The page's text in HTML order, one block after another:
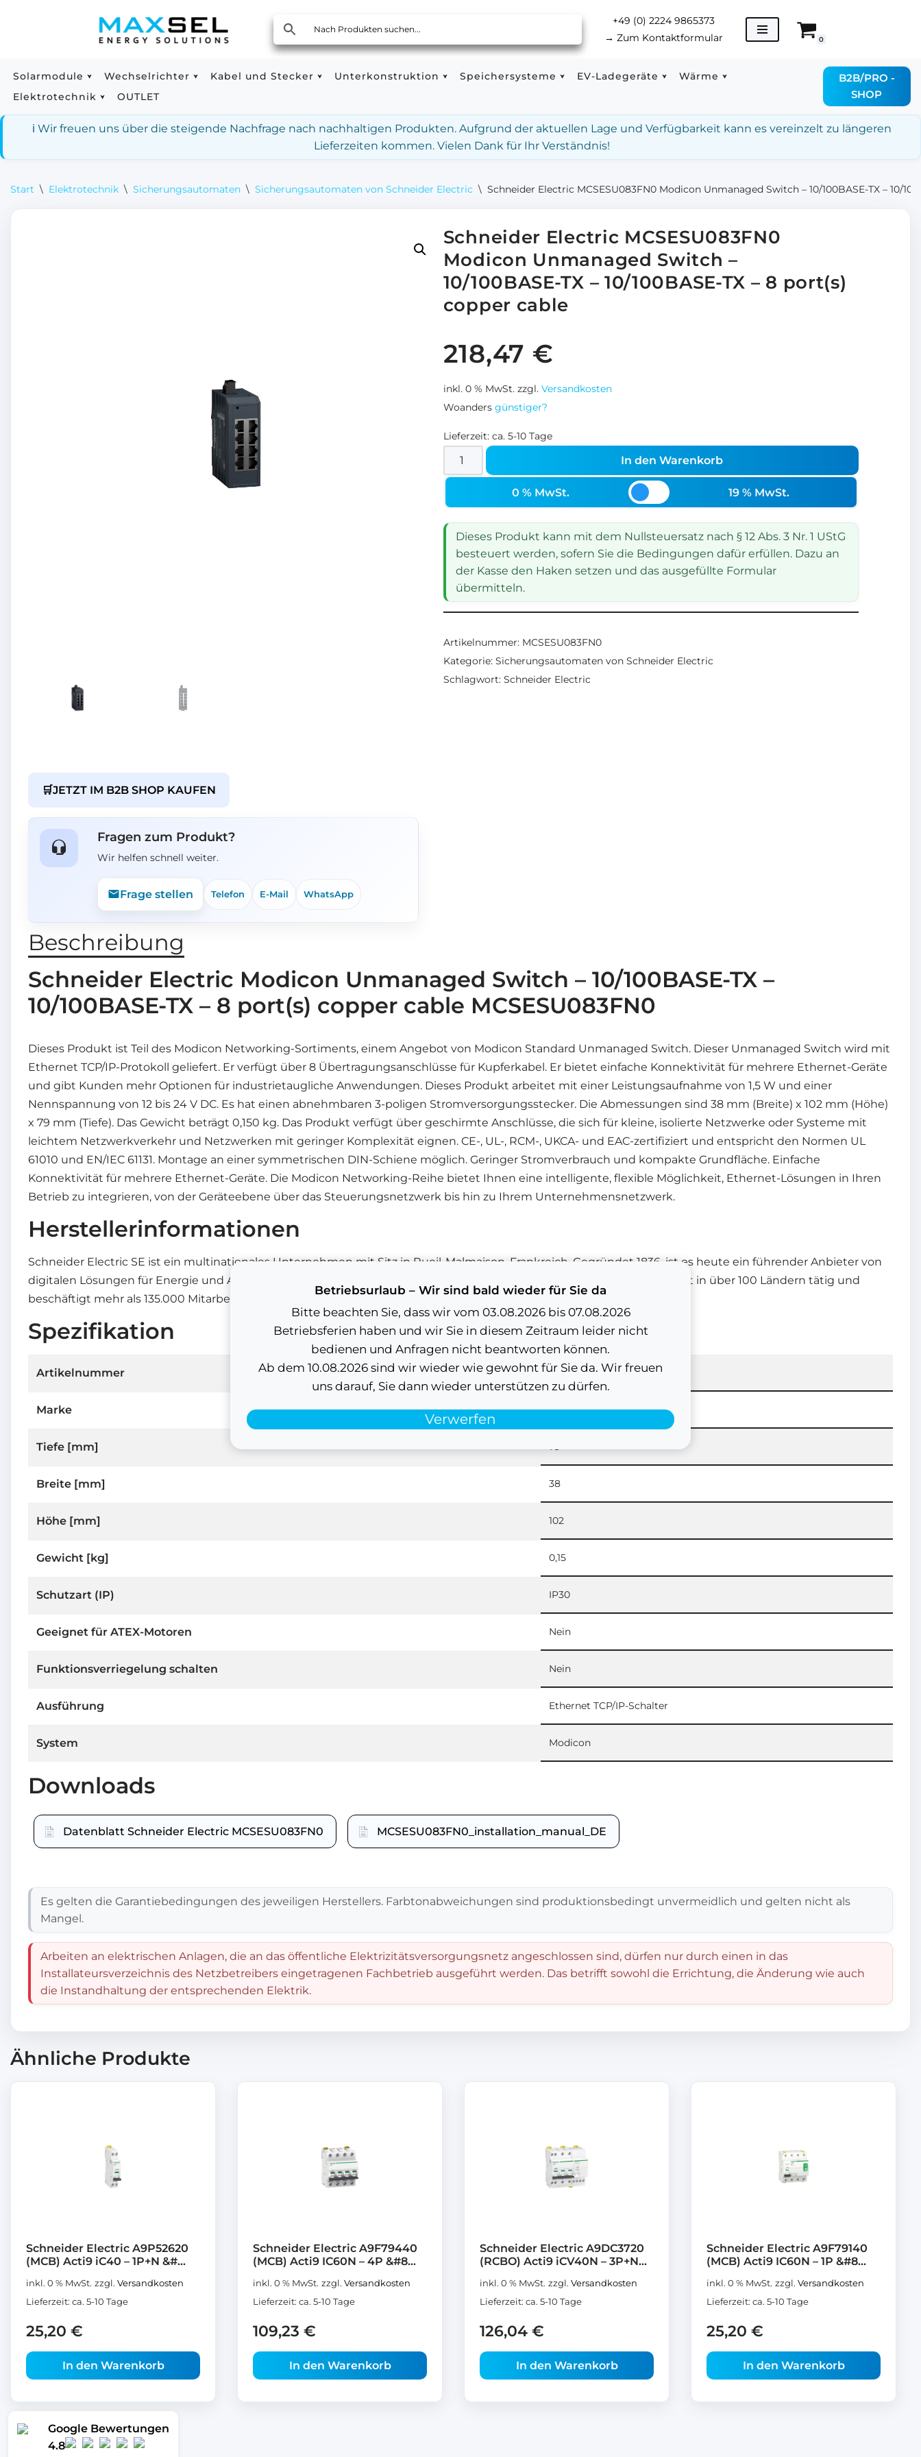
Betriebsurlaub – Wir sind bald wieder für Sie da
Bitte beachten Sie, dass wir vom 03.08.2026 bis 07.08.2026
Betriebsferien haben und wir Sie in diesem Zeitraum leider nicht
bedienen und Anfragen nicht beantworten können.
Ab dem 10.08.2026 sind wir wieder wie gewohnt für Sie da. Wir freuen
uns darauf, Sie dann wieder unterstützen zu dürfen.
Verwerfen
springen
Google Bewertungen
4.8
+49 (0) 2224 9865373
→ Zum Kontaktformular 0
Solarmodule Wechselrichter Kabel und Stecker Unterkonstruktion Speichersysteme EV-Ladegeräte
Wärme
Elektrotechnik
OUTLET
B2B/PRO -
SHOP
ℹ️ Wir freuen uns über die steigende Nachfrage nach nachhaltigen Produkten. Aufgrund der aktuellen Lage und Verfügbarkeit kann es vereinzelt zu längeren
Lieferzeiten kommen. Vielen Dank für Ihr Verständnis!
Start \ Elektrotechnik \ Sicherungsautomaten \ Sicherungsautomaten von Schneider Electric \ Schneider Electric MCSESU083FN0 Modicon Unmanaged Switch – 10/100BASE-TX – 10/
Schneider Electric MCSESU083FN0
Modicon Unmanaged Switch –
10/100BASE-TX – 10/100BASE-TX – 8 port(s)
copper cable
218,47 €
inkl. 0 % MwSt. zzgl. Versandkosten
Woanders günstiger?
Lieferzeit: ca. 5-10 Tage
In den Warenkorb
0 % MwSt. 19 % MwSt.
Dieses Produkt kann mit dem Nullsteuersatz nach § 12 Abs. 3 Nr. 1 UStG
besteuert werden, sofern Sie die Bedingungen dafür erfüllen. Dazu an
der Kasse den Haken setzen und das ausgefüllte Formular
übermitteln.
Artikelnummer: MCSESU083FN0
Kategorie: Sicherungsautomaten von Schneider Electric
Schlagwort: Schneider Electric
🛒JETZT IM B2B SHOP KAUFEN
Fragen zum Produkt?
Wir helfen schnell weiter.
Frage stellen Telefon E-Mail WhatsApp
Beschreibung
Schneider Electric Modicon Unmanaged Switch – 10/100BASE-TX –
10/100BASE-TX – 8 port(s) copper cable MCSESU083FN0
Dieses Produkt ist Teil des Modicon Networking-Sortiments, einem Angebot von Modicon Standard Unmanaged Switch. Dieser Unmanaged Switch wird mit
Ethernet TCP/IP-Protokoll geliefert. Er verfügt über 8 Übertragungsanschlüsse für Kupferkabel. Er bietet einfache Konnektivität für mehrere Ethernet-Geräte
und gibt Kunden mehr Optionen für industrietaugliche Anwendungen. Dieses Produkt arbeitet mit einer Leistungsaufnahme von 1,5 W und einer
Nennspannung von 12 bis 24 V DC. Es hat einen abnehmbaren 3-poligen Stromversorgungsstecker. Die Abmessungen sind 38 mm (Breite) x 102 mm (Höhe)
x 79 mm (Tiefe). Das Gewicht beträgt 0,150 kg. Das Produkt verfügt über geschirmte Anschlüsse, die sich für kleine, isolierte Netzwerke oder Systeme mit
leichtem Netzwerkverkehr und Netzwerken mit geringer Komplexität eignen. CE-, UL-, RCM-, UKCA- und EAC-zertifiziert und entspricht den Normen UL
61010 und EN/IEC 61131. Montage an einer symmetrischen DIN-Schiene möglich. Geringer Stromverbrauch und kompakte Grundfläche. Einfache
Konnektivität für mehrere Ethernet-Geräte. Die Modicon Networking-Reihe bietet Ihnen eine intelligente, flexible Möglichkeit, Ethernet-Lösungen in Ihren
Betrieb zu integrieren, von der Geräteebene über das Steuerungsnetzwerk bis hin zu Ihrem Unternehmensnetzwerk.
Herstellerinformationen
Schneider Electric SE ist ein multinationales Unternehmen mit Sitz in Rueil-Malmaison, Frankreich. Gegründet 1836, ist es heute ein führender Anbieter von
digitalen Lösungen für Energie und Automatisierung, die auf Effizienz und Nachhaltigkeit abzielen. Das Unternehmen ist in über 100 Ländern tätig und
beschäftigt mehr als 135.000 Mitarbeiter weltweit.
Spezifikation
Artikelnummer MCSESU083FN0
Marke Schneider Electric
Tiefe [mm] 79
Breite [mm] 38
Höhe [mm] 102
Gewicht [kg] 0,15
Schutzart (IP) IP30
Geeignet für ATEX-Motoren Nein
Funktionsverriegelung schalten Nein
Ausführung Ethernet TCP/IP-Schalter
System Modicon
Downloads
Datenblatt Schneider Electric MCSESU083FN0 MCSESU083FN0_installation_manual_DE
Es gelten die Garantiebedingungen des jeweiligen Herstellers. Farbtonabweichungen sind produktionsbedingt unvermeidlich und gelten nicht als
Mangel.
Arbeiten an elektrischen Anlagen, die an das öffentliche Elektrizitätsversorgungsnetz angeschlossen sind, dürfen nur durch einen in das
Installateursverzeichnis des Netzbetreibers eingetragenen Fachbetrieb ausgeführt werden. Das betrifft sowohl die Errichtung, die Änderung wie auch
die Instandhaltung der entsprechenden Elektrik.
Ähnliche Produkte
Schneider Electric A9P52620
(MCB) Acti9 iC40 – 1P+N &#...
inkl. 0 % MwSt. zzgl. Versandkosten
Lieferzeit: ca. 5-10 Tage
25,20 €
In den Warenkorb
Schneider Electric A9F79440
(MCB) Acti9 IC60N – 4P &#8...
inkl. 0 % MwSt. zzgl. Versandkosten
Lieferzeit: ca. 5-10 Tage
109,23 €
In den Warenkorb
Schneider Electric A9DC3720
(RCBO) Acti9 iCV40N – 3P+N...
inkl. 0 % MwSt. zzgl. Versandkosten
Lieferzeit: ca. 5-10 Tage
126,04 €
In den Warenkorb
Schneider Electric A9F79140
(MCB) Acti9 IC60N – 1P &#8...
inkl. 0 % MwSt. zzgl. Versandkosten
Lieferzeit: ca. 5-10 Tage
25,20 €
In den Warenkorb